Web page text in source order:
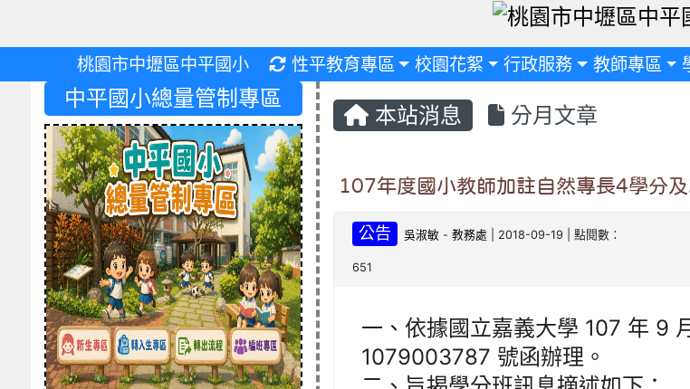
桃園市中壢區中平國小 重新取得佈景設定
性平教育專區 校園花絮 行政服務 教師專區
本站消息 分月文章
107年度國小教師加註自然專長4學分
公告 吳淑敏 -教務處 | 2018-09-19 | 點閱數：
651
一、依據國立嘉義大學 107 年 9
1079003787 號函辦理。
中平國小總量管制專區